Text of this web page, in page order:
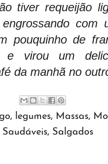
tiver requeijão
pouquinho de
e virou um
da manhã no
, legumes, Massas,
Saudáveis, Salgados